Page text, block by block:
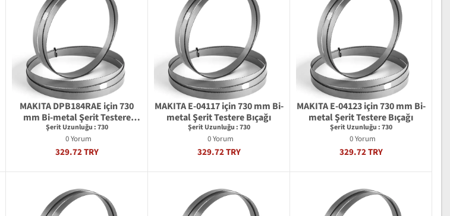
MAKITA DPB184RAE için 730
mm Bi-metal Şerit Testere
Bıçağı
Şerit Uzunluğu : 730
0 Yorum
329.72 TRY
MAKITA E-04117 için 730 mm Bi-
metal Şerit Testere Bıçağı
Şerit Uzunluğu : 730
0 Yorum
329.72 TRY
MAKITA E-04123 için 730 mm Bi-
metal Şerit Testere Bıçağı
Şerit Uzunluğu : 730
0 Yorum
329.72 TRY